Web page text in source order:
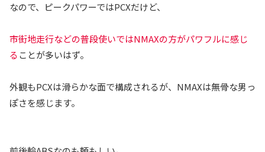
なので、ピークパワーではPCXだけど、
市街地走行などの普段使いではNMAXの方がパワフルに感じ
ることが多いはず。
外観もPCXは滑らかな面で構成されるが、NMAXは無骨な男っ
ぽさを感じます。